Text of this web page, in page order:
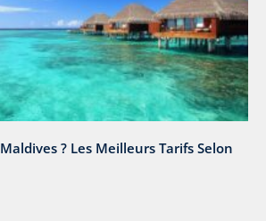
? Les Meilleurs Tarifs Selon